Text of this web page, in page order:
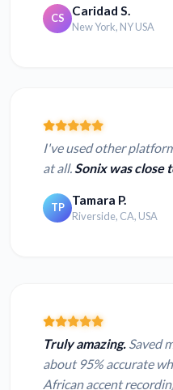
CS Caridad S.
New York, NY USA
I've used other
at all.Sonix was close
TP Tamara P.
Riverside, CA, USA
Truly amazing. Saved
about 95% accurate
African accent